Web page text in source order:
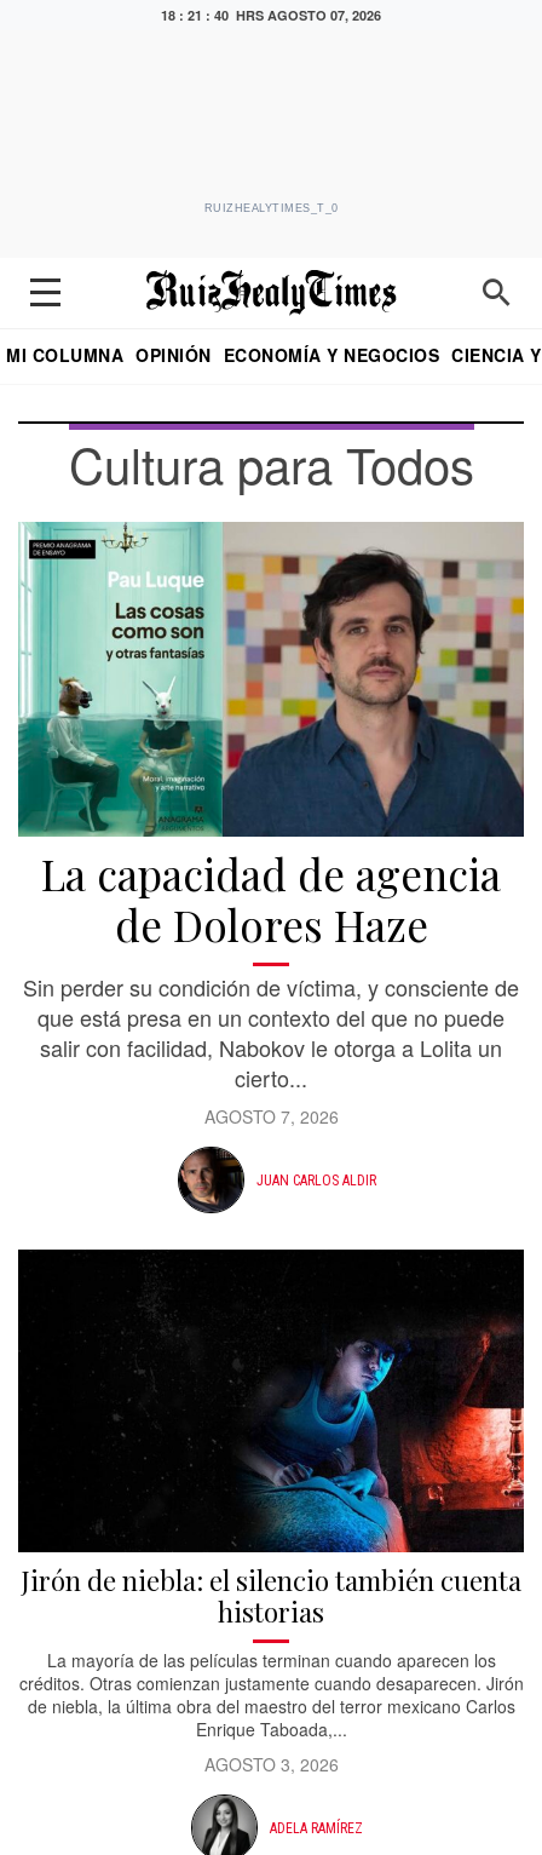
18 : 21 : 42 HRS AGOSTO 07, 2026
RUIZHEALYTIMES_T_0
MI COLUMNA OPINIÓN ECONOMÍA Y NEGOCIOS CIENCIA
Cultura para Todos
La capacidad de agencia
de Dolores Haze
Sin perder su condición de víctima, y consciente de
que está presa en un contexto del que no puede
salir con facilidad, Nabokov le otorga a Lolita un
cierto...
AGOSTO 7, 2026
JUAN CARLOS ALDIR
Jirón de niebla: el silencio también cuenta
historias
La mayoría de las películas terminan cuando aparecen los
créditos. Otras comienzan justamente cuando desaparecen. Jirón
de niebla, la última obra del maestro del terror mexicano Carlos
Enrique Taboada,...
AGOSTO 3, 2026
ADELA RAMÍREZ